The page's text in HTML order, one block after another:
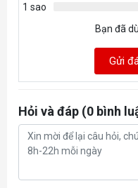
1 sao
Bạn đã
Gửi
Hỏi và đáp (0 bình